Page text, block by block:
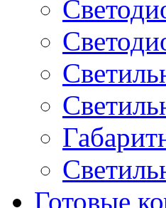
Готовые